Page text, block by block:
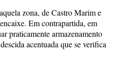
zona, de Castro Marim e
Em contrapartida, em
praticamente armazenamento
acentuada que se verifica